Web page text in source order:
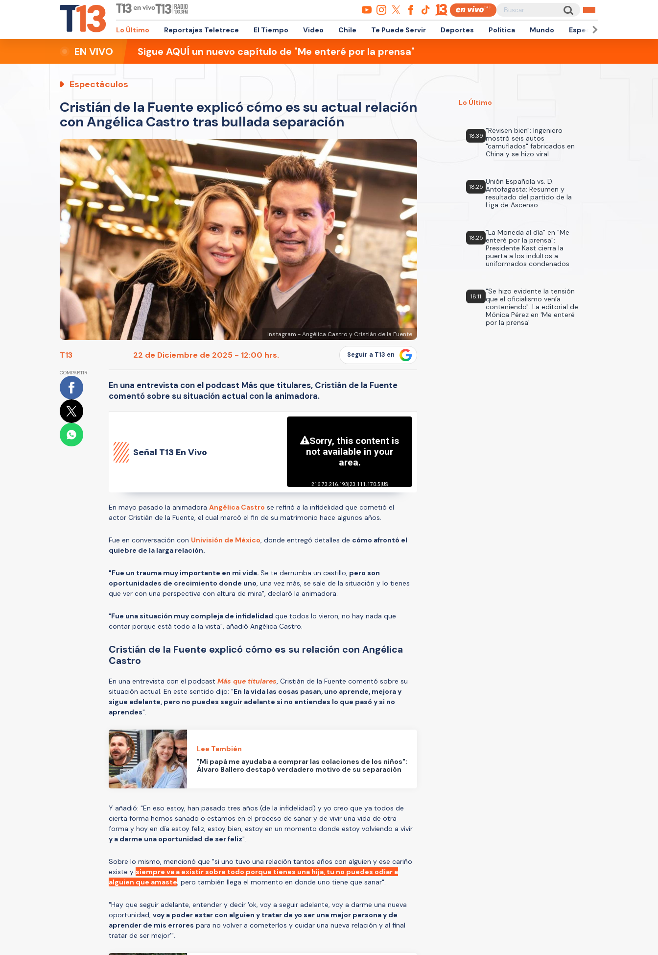
Lo Último Reportajes Teletrece El Tiempo Video Chile Te Puede Servir Deportes Política Mundo Espectáculos
EN VIVO Sigue AQUÍ un nuevo capítulo de "Me enteré por la prensa"
Espectáculos
Cristián de la Fuente explicó cómo es su actual relación
con Angélica Castro tras bullada separación
Instagram - Angélica Castro y Cristián de la Fuente
T13 22 de Diciembre de 2025 - 12:00 hrs. Seguir a T13 en
COMPARTIR
En una entrevista con el podcast Más que titulares, Cristián de la Fuente
comentó sobre su situación actual con la animadora.
Señal T13 En Vivo
En mayo pasado la animadora Angélica Castro se refirió a la infidelidad que cometió el
actor Cristián de la Fuente, el cual marcó el fin de su matrimonio hace algunos años.
Fue en conversación con Univisión de México, donde entregó detalles de cómo afrontó el
quiebre de la larga relación.
"Fue un trauma muy importante en mi vida. Se te derrumba un castillo, pero son
oportunidades de crecimiento donde uno, una vez más, se sale de la situación y lo tienes
que ver con una perspectiva con altura de mira", declaró la animadora.
"Fue una situación muy compleja de infidelidad que todos lo vieron, no hay nada que
contar porque está todo a la vista", añadió Angélica Castro.
Cristián de la Fuente explicó cómo es su relación con Angélica
Castro
En una entrevista con el podcast Más que titulares, Cristián de la Fuente comentó sobre su
situación actual. En este sentido dijo: "En la vida las cosas pasan, uno aprende, mejora y
sigue adelante, pero no puedes seguir adelante si no entiendes lo que pasó y si no
aprendes".
Lee También
"Mi papá me ayudaba a comprar las colaciones de los niños":
Álvaro Ballero destapó verdadero motivo de su separación
Y añadió: "En eso estoy, han pasado tres años (de la infidelidad) y yo creo que ya todos de
cierta forma hemos sanado o estamos en el proceso de sanar y de vivir una vida de otra
forma y hoy en día estoy feliz, estoy bien, estoy en un momento donde estoy volviendo a vivir
y a darme una oportunidad de ser feliz".
Sobre lo mismo, mencionó que "si uno tuvo una relación tantos años con alguien y ese cariño
existe y siempre va a existir sobre todo porque tienes una hija, tu no puedes odiar a
alguien que amaste, pero también llega el momento en donde uno tiene que sanar".
"Hay que seguir adelante, entender y decir 'ok, voy a seguir adelante, voy a darme una nueva
oportunidad, voy a poder estar con alguien y tratar de yo ser una mejor persona y de
aprender de mis errores para no volver a cometerlos y cuidar una nueva relación y al final
tratar de ser mejor'".
Lo Último
18:39
"Revisen bien": Ingeniero
mostró seis autos
"camuflados" fabricados en
China y se hizo viral
18:25
Unión Española vs. D.
Antofagasta: Resumen y
resultado del partido de la
Liga de Ascenso
18:25
"La Moneda al día" en "Me
enteré por la prensa":
Presidente Kast cierra la
puerta a los indultos a
uniformados condenados
18:11
"Se hizo evidente la tensión
que el oficialismo venía
conteniendo": La editorial de
Mónica Pérez en 'Me enteré
por la prensa'